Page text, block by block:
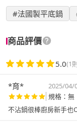
#法國製平底鍋
商品評價
5.0(1
*育* 2025/04/
規格：無
不沾鍋很棒廚房新手也